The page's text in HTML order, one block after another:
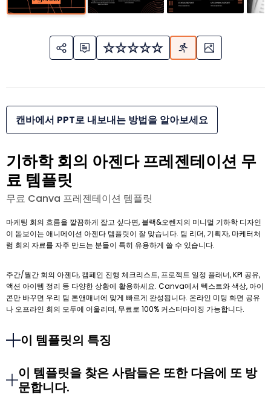
캔바에서 PPT로 내보내는 방법을 알아보세요
기하학 회의 아젠다 프레젠테이션 무
료 템플릿
무료 Canva 프레젠테이션 템플릿
마케팅 회의 흐름을 깔끔하게 잡고 싶다면, 블랙&오렌지의 미니멀 기하학 디자인
이 돋보이는 애니메이션 아젠다 템플릿이 잘 맞습니다. 팀 리더, 기획자, 마케터처
럼 회의 자료를 자주 만드는 분들이 특히 유용하게 쓸 수 있습니다.
주간/월간 회의 아젠다, 캠페인 진행 체크리스트, 프로젝트 일정 플래너, KPI 공유,
액션 아이템 정리 등 다양한 상황에 활용하세요. Canva에서 텍스트와 색상, 아이
콘만 바꾸면 우리 팀 톤앤매너에 맞게 빠르게 완성됩니다. 온라인 미팅 화면 공유
나 오프라인 회의 모두에 어울리며, 무료로 100% 커스터마이징 가능합니다.
이 템플릿의 특징
이 템플릿을 찾은 사람들은 또한 다음에 또 방
문합니다.